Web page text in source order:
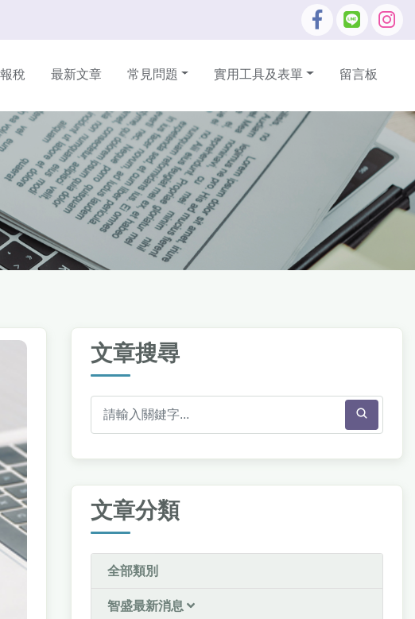
稅 最新文章 常見問題 實用工具及表單 留言板
文章搜尋
文章分類
全部類別
智盛最新消息